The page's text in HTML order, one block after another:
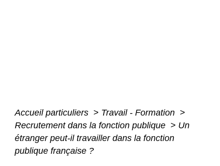
Accueil particuliers > Travail - Formation >
Recrutement dans la fonction publique > Un
étranger peut-il travailler dans la fonction
publique française ?